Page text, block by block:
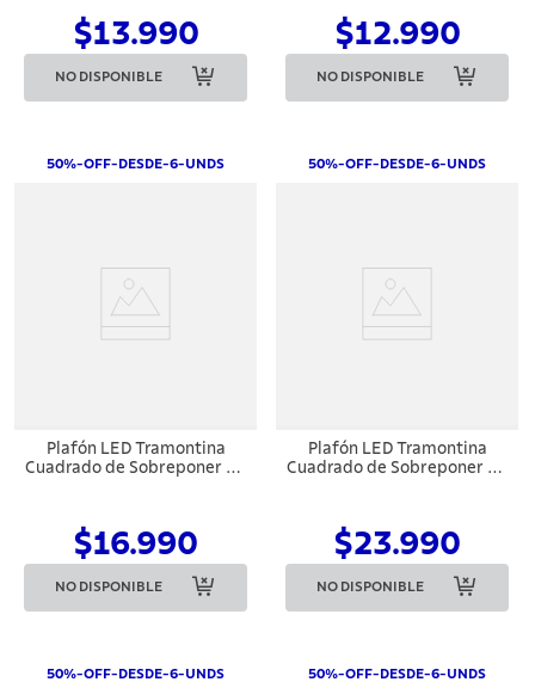
$13.990
NO DISPONIBLE
$12.990
NO DISPONIBLE
50%-OFF-DESDE-6-UNDS
Plafón LED Tramontina
Cuadrado de Sobreponer 18
$16.990
NO DISPONIBLE
50%-OFF-DESDE-6-UNDS
Plafón LED Tramontina
Cuadrado de Sobreponer 24
$23.990
NO DISPONIBLE
50%-OFF-DESDE-6-UNDS 50%-OFF-DESDE-6-UNDS